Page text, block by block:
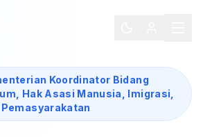
Koordinator Bidang
Hak Asasi Manusia, Imigrasi,
Pemasyarakatan